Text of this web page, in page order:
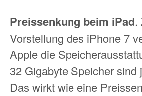
Preissenkung beim iPad.
Vorstellung des iPhone 7
Apple die
32 Gigabyte Speicher sind
Das wirkt wie eine